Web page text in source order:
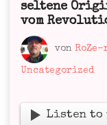
in
seltene
vom
von
Veröffentlicht
Uncategorized
Lis­ten